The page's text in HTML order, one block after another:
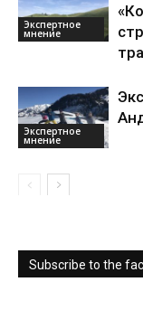
Экспертное
мнение
Экспертное
мнение
Subscribe to the